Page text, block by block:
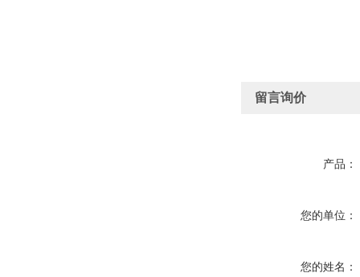
留言询价
产品：
您的单位：
您的姓名：